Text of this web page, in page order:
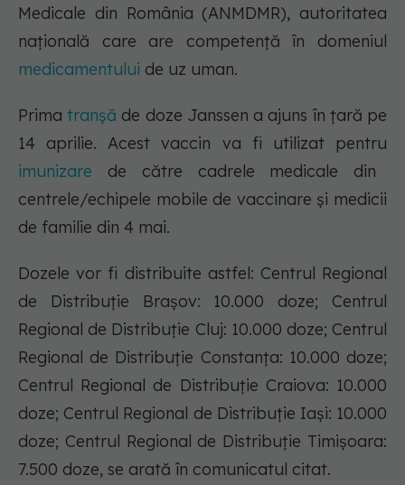
Medicale din România (ANMDMR), autoritatea
națională care are competență în domeniul
medicamentului de uz uman.
Prima tranșă de doze Janssen a ajuns în țară pe
14 aprilie. Acest vaccin va fi utilizat pentru
imunizare de către cadrele medicale din
centrele/echipele mobile de vaccinare și medicii
de familie din 4 mai.
Dozele vor fi distribuite astfel: Centrul Regional
de Distribuție Brașov: 10.000 doze; Centrul
Regional de Distribuție Cluj: 10.000 doze; Centrul
Regional de Distribuție Constanța: 10.000 doze;
Centrul Regional de Distribuție Craiova: 10.000
doze; Centrul Regional de Distribuție Iași: 10.000
doze; Centrul Regional de Distribuție Timișoara:
7.500 doze, se arată în comunicatul citat.